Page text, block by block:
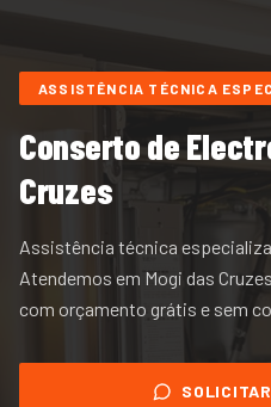
ASSISTÊNCIA TÉCNICA
Conserto de
Cruzes
Assistência técnica
Atendemos em Mogi das
com orçamento grátis e sem